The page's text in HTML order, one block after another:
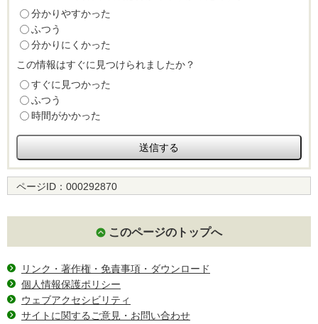
分かりやすかった
ふつう
分かりにくかった
この情報はすぐに見つけられましたか？
すぐに見つかった
ふつう
時間がかかった
ページID： 000292870
このページのトップへ
リンク・著作権・免責事項・ダウンロード
個人情報保護ポリシー
ウェブアクセシビリティ
サイトに関するご意見・お問い合わせ